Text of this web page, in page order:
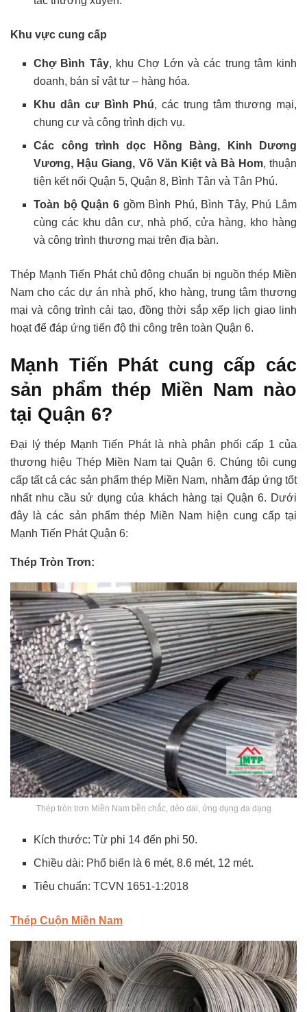
Khu vực cung cấp
Chợ Bình Tây, khu Chợ Lớn và các trung tâm kinh
doanh, bán sỉ vật tư – hàng hóa.
Khu dân cư Bình Phú, các trung tâm thương mại,
chung cư và công trình dịch vụ.
Các công trình dọc Hồng Bàng, Kinh Dương
Vương, Hậu Giang, Võ Văn Kiệt và Bà Hom, thuận
tiện kết nối Quận 5, Quận 8, Bình Tân và Tân Phú.
Toàn bộ Quận 6 gồm Bình Phú, Bình Tây, Phú Lâm
cùng các khu dân cư, nhà phố, cửa hàng, kho hàng
và công trình thương mại trên địa bàn.
Thép Mạnh Tiến Phát chủ động chuẩn bị nguồn thép Miền
Nam cho các dự án nhà phố, kho hàng, trung tâm thương
mại và công trình cải tạo, đồng thời sắp xếp lịch giao linh
hoạt để đáp ứng tiến độ thi công trên toàn Quận 6.
Mạnh Tiến Phát cung cấp các
sản phẩm thép Miền Nam nào
tại Quận 6?
Đại lý thép Mạnh Tiến Phát là nhà phân phối cấp 1 của
thương hiệu Thép Miền Nam tại Quận 6. Chúng tôi cung
cấp tất cả các sản phẩm thép Miền Nam, nhằm đáp ứng tốt
nhất nhu cầu sử dụng của khách hàng tại Quận 6. Dưới
đây là các sản phẩm thép Miền Nam hiện cung cấp tại
Mạnh Tiến Phát Quận 6:
Thép Tròn Trơn:
Thép tròn trơn Miền Nam bền chắc, dẻo dai, ứng dụng đa dạng
Kích thước: Từ phi 14 đến phi 50.
Chiều dài: Phổ biến là 6 mét, 8.6 mét, 12 mét.
Tiêu chuẩn: TCVN 1651-1:2018
Thép Cuộn Miền Nam